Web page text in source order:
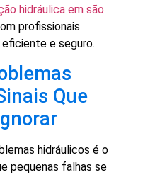
hidráulica em são
profissionais
e seguro.
Que
hidráulicos é o
pequenas falhas se